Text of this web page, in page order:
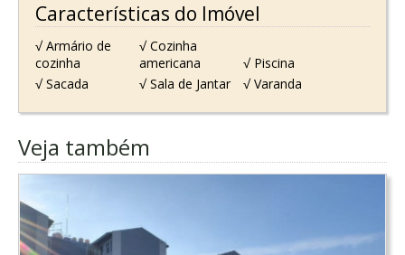
Características do Imóvel
√ Armário de
cozinha
√ Cozinha
americana
√ Piscina
√ Sacada
√ Sala de Jantar √ Varanda
Veja também